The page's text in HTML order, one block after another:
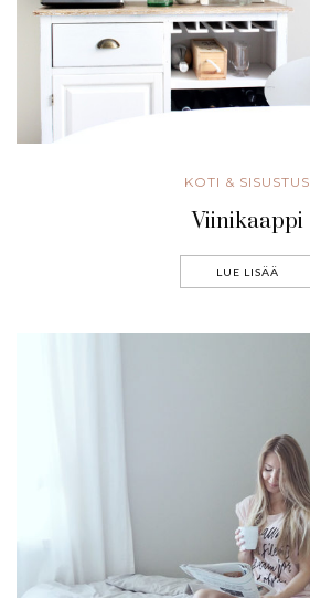
KOTI & SISUSTUS
Viinikaappi
LUE LISÄÄ